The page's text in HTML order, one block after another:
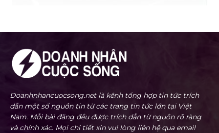
Doanhnhancuocsong.net là kênh tổng hợp tin tức trích
dẫn một số nguồn tin từ các trang tin tức lớn tại Việt
Nam. Mỗi bài đăng đều được trích dẫn từ nguồn rõ ràng
và chính xác. Mọi chi tiết xin vui lòng liên hệ qua email